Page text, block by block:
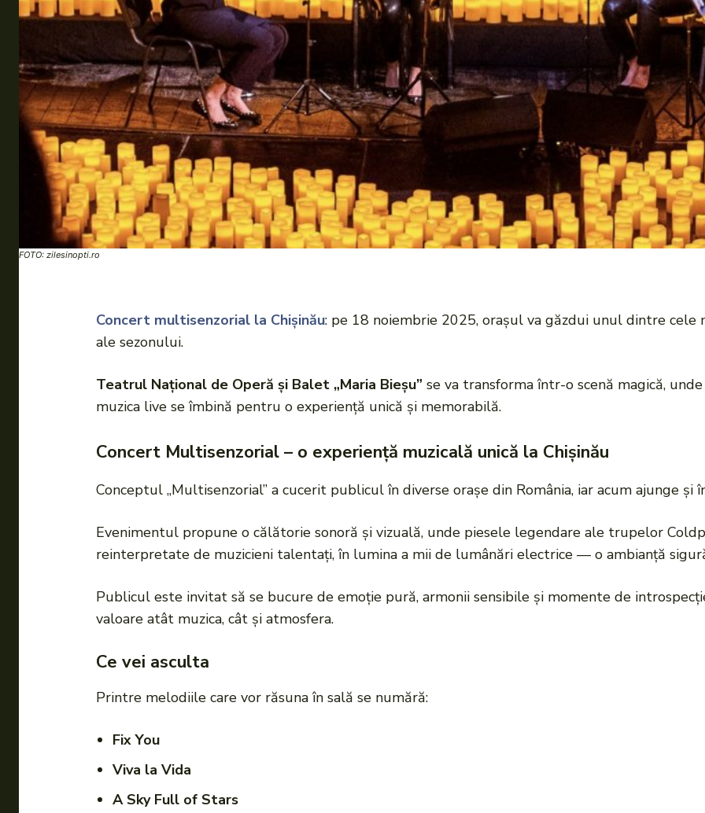
FOTO: zilesinopti.ro
Concert multisenzorial la Chișinău: pe 18 noiembrie 2025, orașul va găzdui unul dintre cele
ale sezonului.
Teatrul Național de Operă și Balet „Maria Bieșu” se va transforma într-o scenă magică,
muzica live se îmbină pentru o experiență unică și memorabilă.
Concert Multisenzorial – o experiență muzicală unică la Chișinău
Conceptul „Multisenzorial” a cucerit publicul în diverse orașe din România, iar acum ajunge și
Evenimentul propune o călătorie sonoră și vizuală, unde piesele legendare ale trupelor
reinterpretate de muzicieni talentați, în lumina a mii de lumânări electrice — o ambianță
Publicul este invitat să se bucure de emoție pură, armonii sensibile și momente de
valoare atât muzica, cât și atmosfera.
Ce vei asculta
Printre melodiile care vor răsuna în sală se numără:
Fix You
Viva la Vida
A Sky Full of Stars